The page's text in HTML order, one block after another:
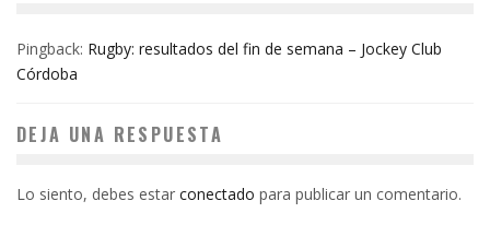
Pingback: Rugby: resultados del fin de semana – Jockey Club
Córdoba
DEJA UNA RESPUESTA
Lo siento, debes estar conectado para publicar un comentario.